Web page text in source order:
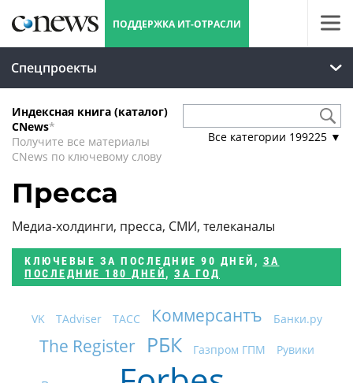
ПОДДЕРЖКА ИТ-ОТРАСЛИ
Спецпроекты
Индексная книга (каталог)
CNews*
Получите все материалы
CNews по ключевому слову
Все категории 199225 ▼
Пресса
Медиа-холдинги, пресса, СМИ, телеканалы
КЛЮЧЕВЫЕ ЗА ПОСЛЕДНИЕ 90 ДНЕЙ , ЗА
ПОСЛЕДНИЕ 180 ДНЕЙ, ЗА ГОД
VK TAdviser ТАСС Коммерсантъ Банки.ру
The Register РБК Газпром ГПМ Рувики